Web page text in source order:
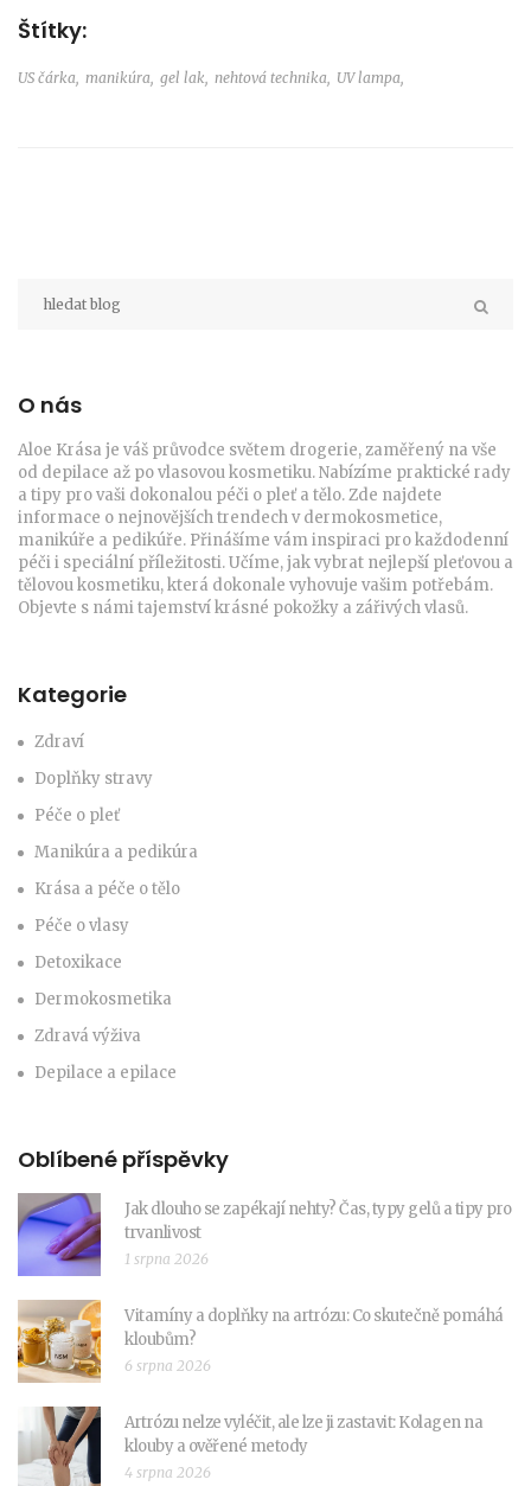
Štítky:
US čárka, manikúra, gel lak, nehtová technika, UV lampa,
O nás
Aloe Krása je váš průvodce světem drogerie, zaměřený na vše
od depilace až po vlasovou kosmetiku. Nabízíme praktické rady
a tipy pro vaši dokonalou péči o pleť a tělo. Zde najdete
informace o nejnovějších trendech v dermokosmetice,
manikúře a pedikúře. Přinášíme vám inspiraci pro každodenní
péči i speciální příležitosti. Učíme, jak vybrat nejlepší pleťovou a
tělovou kosmetiku, která dokonale vyhovuje vašim potřebám.
Objevte s námi tajemství krásné pokožky a zářivých vlasů.
Kategorie
Zdraví
Doplňky stravy
Péče o pleť
Manikúra a pedikúra
Krása a péče o tělo
Péče o vlasy
Detoxikace
Dermokosmetika
Zdravá výživa
Depilace a epilace
Oblíbené příspěvky
Jak dlouho se zapékají nehty? Čas, typy gelů a tipy pro
trvanlivost
1 srpna 2026
Vitamíny a doplňky na artrózu: Co skutečně pomáhá
kloubům?
6 srpna 2026
Artrózu nelze vyléčit, ale lze ji zastavit: Kolagen na
klouby a ověřené metody
4 srpna 2026